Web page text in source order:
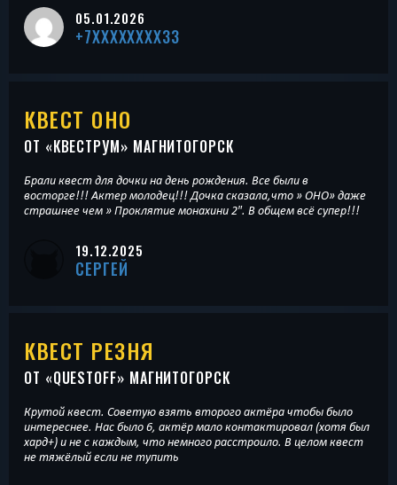
05.01.2026
+7XXXXXXXX33
КВЕСТ ОНО
ОТ «КВЕСТРУМ» МАГНИТОГОРСК
Брали квест для дочки на день рождения. Все были в
восторге!!! Актер молодец!!! Дочка сказала,что » ОНО» даже
страшнее чем » Проклятие монахини 2″. В общем всё супер!!!
19.12.2025
СЕРГЕЙ
КВЕСТ РЕЗНЯ
ОТ «QUESTOFF» МАГНИТОГОРСК
Крутой квест. Советую взять второго актёра чтобы было
интереснее. Нас было 6, актёр мало контактировал (хотя был
хард+) и не с каждым, что немного расстроило. В целом квест
не тяжёлый если не тупить